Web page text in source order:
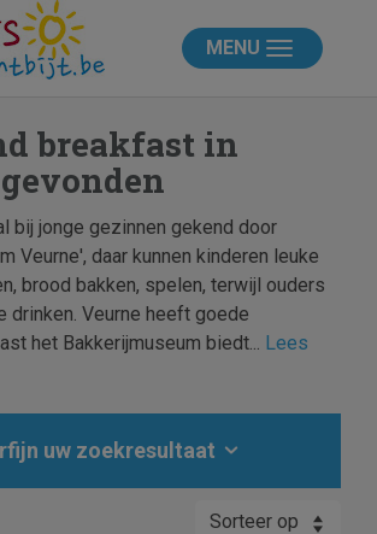
MENU
breakfast in
bij jonge gezinnen gekend door
Veurne', daar kunnen kinderen leuke
brood bakken, spelen, terwijl ouders
drinken. Veurne heeft goede
het Bakkerijmuseum biedt... Lees
uw zoekresultaat
Sorteer op